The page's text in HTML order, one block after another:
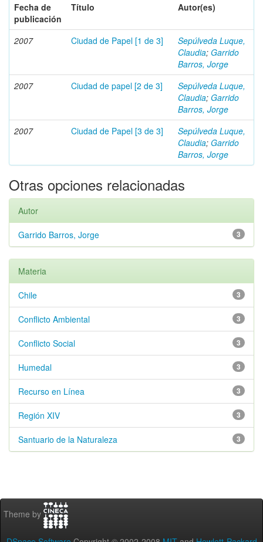
Fecha de
publicación
Título Autor(es)
2007 Ciudad de Papel [1 de 3]
Sepúlveda Luque,
Claudia; Garrido
Barros, Jorge
2007
Ciudad de papel [2 de 3]
Sepúlveda Luque,
Claudia; Garrido
Barros, Jorge
2007
Ciudad de Papel [3 de 3]
Sepúlveda Luque,
Claudia; Garrido
Barros, Jorge
Otras opciones relacionadas
Autor
3
Garrido Barros, Jorge
Materia
3
Chile
3
Conflicto Ambiental
3
Conflicto Social
3
Humedal
3
Recurso en Línea
3
Región XIV
3
Santuario de la Naturaleza
Theme by